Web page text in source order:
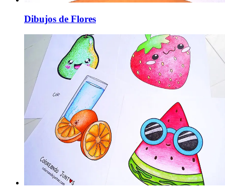
Dibujos de Flores